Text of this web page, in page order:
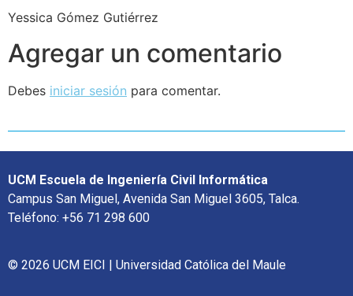
Yessica Gómez Gutiérrez
Agregar un comentario
Debes iniciar sesión para comentar.
UCM Escuela de Ingeniería Civil Informática
Campus San Miguel, Avenida San Miguel 3605, Talca.
Teléfono: +56 71 298 600
© 2026 UCM EICI | Universidad Católica del Maule